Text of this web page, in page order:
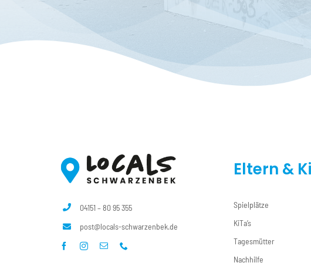
04151 – 80 95 355
post@locals-schwarzenbek.de
Eltern &
Spielplätze
KiTa’s
Tagesmütter
Nachhilfe